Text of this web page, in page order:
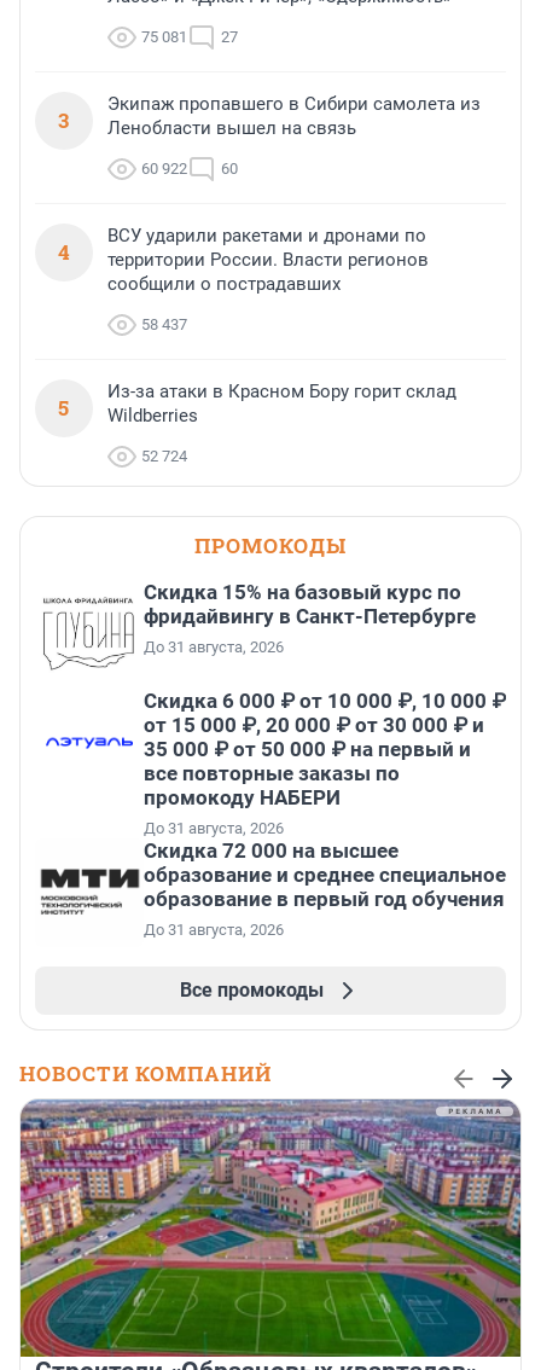
75 081 27
3
Экипаж пропавшего в Сибири самолета из
Ленобласти вышел на связь
60 922 60
4
ВСУ ударили ракетами и дронами по
территории России. Власти регионов
сообщили о пострадавших
58 437
5
Из-за атаки в Красном Бору горит склад
Wildberries
52 724
ПРОМОКОДЫ
Скидка 15% на базовый курс по
фридайвингу в Санкт-Петербурге
До 31 августа, 2026
Скидка 6 000 ₽ от 10 000 ₽, 10 000 ₽
от 15 000 ₽, 20 000 ₽ от 30 000 ₽ и
35 000 ₽ от 50 000 ₽ на первый и
все повторные заказы по
промокоду НАБЕРИ
До 31 августа, 2026
Скидка 72 000 на высшее
образование и среднее специальное
образование в первый год обучения
До 31 августа, 2026
Все промокоды
НОВОСТИ КОМПАНИЙ